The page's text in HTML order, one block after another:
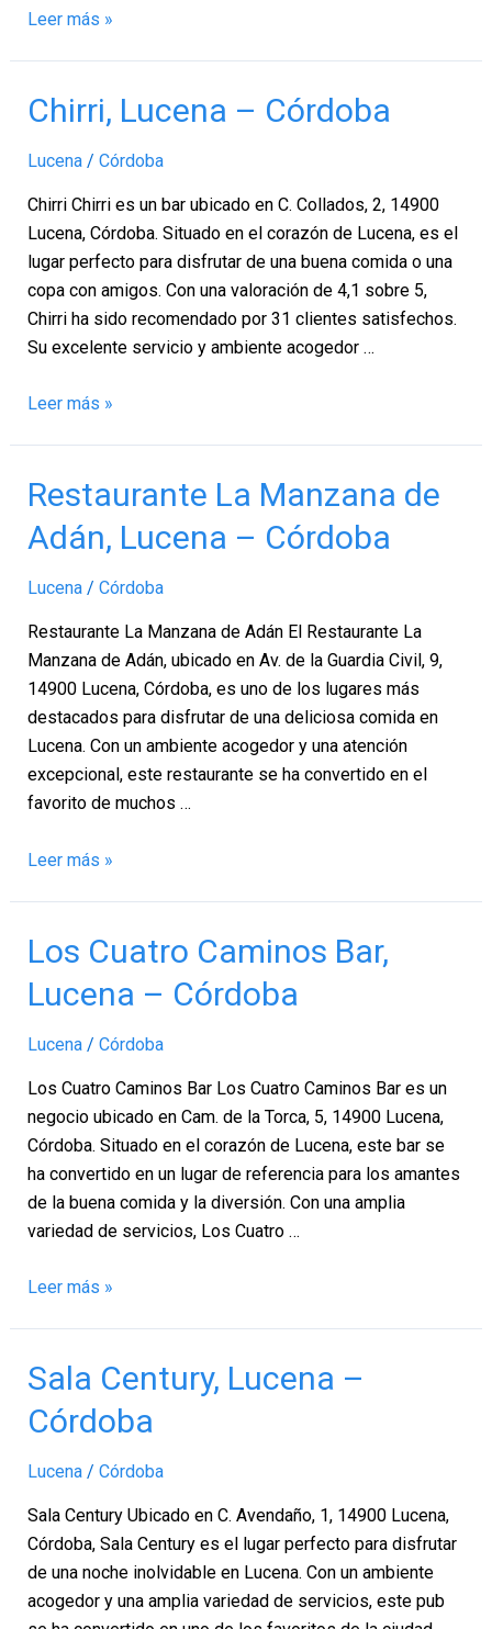
Leer más »
Chirri, Lucena – Córdoba
Lucena/ Córdoba
Chirri Chirri es un bar ubicado en C. Collados, 2, 14900
Lucena, Córdoba. Situado en el corazón de Lucena, es el
lugar perfecto para disfrutar de una buena comida o una
copa con amigos. Con una valoración de 4,1 sobre 5,
Chirri ha sido recomendado por 31 clientes satisfechos.
Su excelente servicio y ambiente acogedor …
Chirri,
Lucena
–
Leer más »
Restaurante La Manzana de
Adán, Lucena – Córdoba
Lucena/ Córdoba
Restaurante La Manzana de Adán El Restaurante La
Manzana de Adán, ubicado en Av. de la Guardia Civil, 9,
14900 Lucena, Córdoba, es uno de los lugares más
destacados para disfrutar de una deliciosa comida en
Lucena. Con un ambiente acogedor y una atención
excepcional, este restaurante se ha convertido en el
favorito de muchos …
Restaurante
Manzana
Adán,
Lucena
–
Córdoba
Leer más »
Los Cuatro Caminos Bar,
Lucena – Córdoba
Lucena/ Córdoba
Los Cuatro Caminos Bar Los Cuatro Caminos Bar es un
negocio ubicado en Cam. de la Torca, 5, 14900 Lucena,
Córdoba. Situado en el corazón de Lucena, este bar se
ha convertido en un lugar de referencia para los amantes
de la buena comida y la diversión. Con una amplia
variedad de servicios, Los Cuatro …
Los
Cuatro
Caminos
Lucena
–
Córdoba
Leer más »
Sala Century, Lucena –
Córdoba
Lucena/ Córdoba
Sala Century Ubicado en C. Avendaño, 1, 14900 Lucena,
Córdoba, Sala Century es el lugar perfecto para disfrutar
de una noche inolvidable en Lucena. Con un ambiente
acogedor y una amplia variedad de servicios, este pub
Sala
Lucena
Córdoba